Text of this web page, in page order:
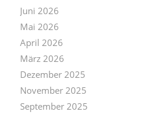
Juni 2026
Mai 2026
April 2026
März 2026
Dezember 2025
November 2025
September 2025